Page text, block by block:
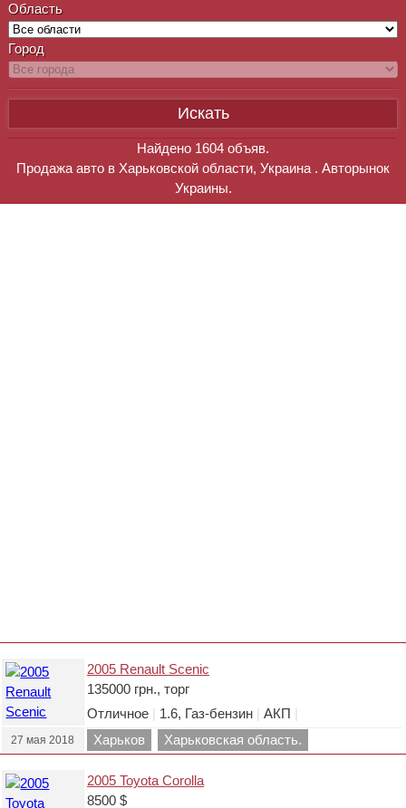
Область
Город
Найдено 1604 объяв.
Продажа авто в Харьковской области, Украина . Авторынок
Украины.
2005 Renault Scenic
135000 грн., торг
Отличное
1.6, Газ-бензин АКП
27 мая 2018 Харьков Харьковская область.
2005 Toyota Corolla
8500 $